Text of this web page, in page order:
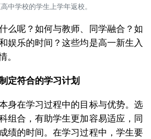
中学校的学生上学年返校。
么呢？如何与教师、同学融合？如
娱乐的时间？这些均是高一新生入
。
定符合的学习计划
身在学习过程中的目标与优势。选
组合，有助学生更加容易适应，同
绩的时间。在学习过程中，学生要